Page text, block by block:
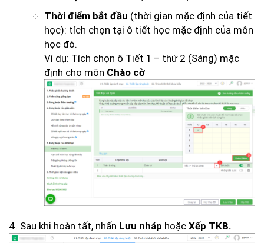
Thời điểm bắt đầu (thời gian mặc định của tiết
học): tích chọn tại ô tiết học mặc định của môn
học đó.
Ví dụ: Tích chọn ô Tiết 1 – thứ 2 (Sáng) mặc
định cho môn Chào cờ
4. Sau khi hoàn tất, nhấn Lưu nháp hoặc Xếp TKB.